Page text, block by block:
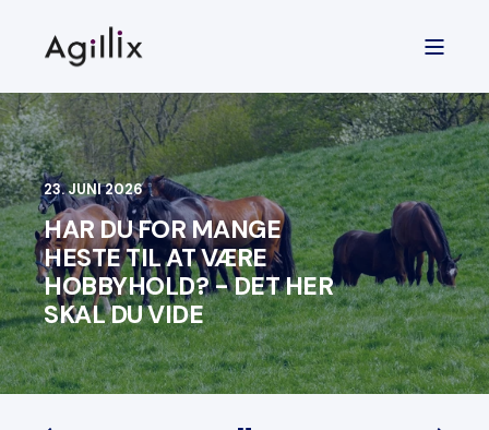
23. JUNI 2026
HAR DU FOR MANGE
HESTE TIL AT VÆRE
HOBBYHOLD? - DET HER
SKAL DU VIDE